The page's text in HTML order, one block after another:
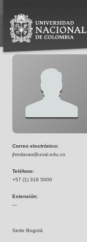
Correo electrónico:
jheslavas@unal.edu.co
Teléfono:
+57 (1) 316 5000
Extensión:
---
Sede Bogotá